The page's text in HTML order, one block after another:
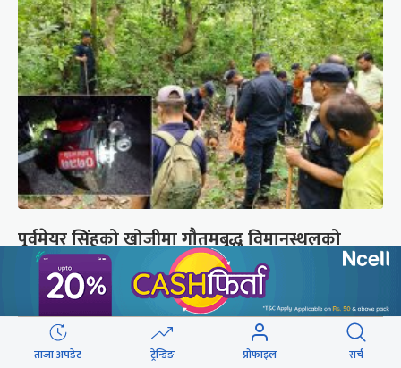
पूर्वमेयर सिंहको खोजीमा गौतमबुद्ध विमानस्थलको
कुकुरसमेत परिचालन, ड्रोनबाट पनि निगरानी
ताजा अपडेट ट्रेन्डिङ प्रोफाइल सर्च